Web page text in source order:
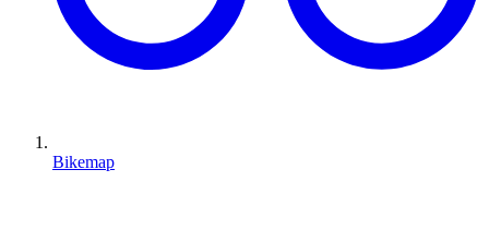
Bikemap